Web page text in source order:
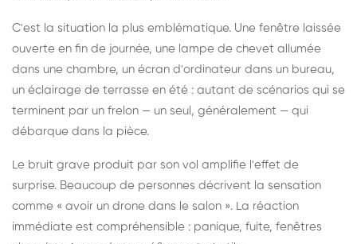
C'est la situation la plus emblématique. Une fenêtre laissée
ouverte en fin de journée, une lampe de chevet allumée
dans une chambre, un écran d'ordinateur dans un bureau,
un éclairage de terrasse en été : autant de scénarios qui se
terminent par un frelon — un seul, généralement — qui
débarque dans la pièce.
Le bruit grave produit par son vol amplifie l'effet de
surprise. Beaucoup de personnes décrivent la sensation
comme « avoir un drone dans le salon ». La réaction
immédiate est compréhensible : panique, fuite, fenêtres